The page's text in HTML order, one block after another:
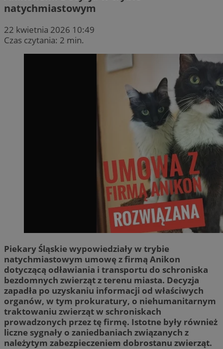
natychmiastowym
22 kwietnia 2026 10:49
Czas czytania: 2 min.
Piekary Śląskie wypowiedziały w trybie
natychmiastowym umowę z firmą Anikon
dotyczącą odławiania i transportu do schroniska
bezdomnych zwierząt z terenu miasta. Decyzja
zapadła po uzyskaniu informacji od właściwych
organów, w tym prokuratury, o niehumanitarnym
traktowaniu zwierząt w schroniskach
prowadzonych przez tę firmę. Istotne były również
liczne sygnały o zaniedbaniach związanych z
należytym zabezpieczeniem dobrostanu zwierząt.